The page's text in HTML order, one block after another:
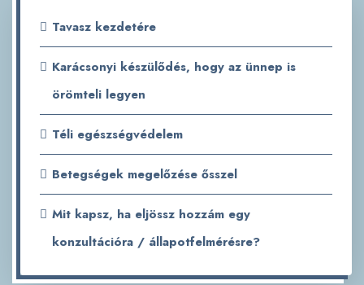
Tavasz kezdetére
Karácsonyi készülődés, hogy az ünnep is
örömteli legyen
Téli egészségvédelem
Betegségek megelőzése ősszel
Mit kapsz, ha eljössz hozzám egy
konzultációra / állapotfelmérésre?